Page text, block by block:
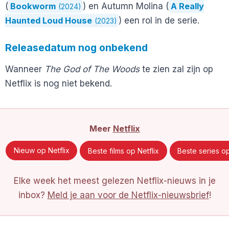
( Bookworm (2024) ) en Autumn Molina ( A Really
Haunted Loud House (2023) ) een rol in de serie.
Releasedatum nog onbekend
Wanneer The God of The Woodste zien zal zijn op
Netflix is nog niet bekend.
Meer Netflix
Nieuw op Netflix Beste films op Netflix Beste series
Elke week het meest gelezen Netflix-nieuws in je
inbox? Meld je aan voor de Netflix-nieuwsbrief!